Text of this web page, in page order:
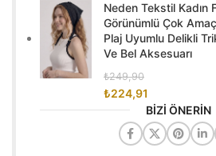
Neden Tekstil Kadın
Görünümlü Çok
Plaj Uyumlu Delikli
Ve Bel Aksesuarı
₺249,90
₺224,91
BİZİ ÖNERİN